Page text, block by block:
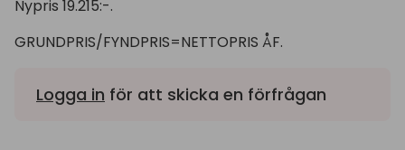
Nypris 19.215:-.
GRUNDPRIS/FYNDPRIS=NETTOPRIS ÅF.
Logga in för att skicka en förfrågan